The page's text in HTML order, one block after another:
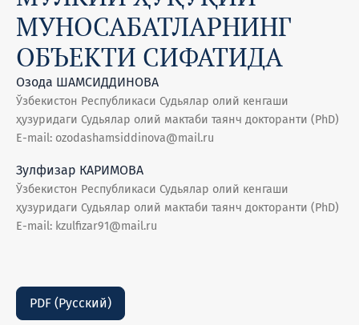
МУНОСАБАТЛАРНИНГ
ОБЪЕКТИ СИФАТИДА
Озода ШАМСИДДИНОВА
Ўзбекистон Республикаси Судьялар олий кенгаши
ҳузуридаги Судьялар олий мактаби таянч докторанти (PhD)
E-mail: ozodashamsiddinova@mail.ru
Зулфизар КАРИМОВА
Ўзбекистон Республикаси Судьялар олий кенгаши
ҳузуридаги Судьялар олий мактаби таянч докторанти (PhD)
E-mail: kzulfizar91@mail.ru
PDF (Русский)